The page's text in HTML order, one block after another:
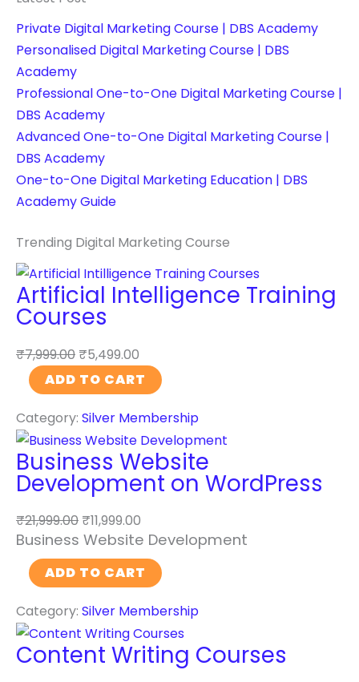
Private Digital Marketing Course | DBS Academy
Personalised Digital Marketing Course | DBS
Academy
Professional One-to-One Digital Marketing Course |
DBS Academy
Advanced One-to-One Digital Marketing Course |
DBS Academy
One-to-One Digital Marketing Education | DBS
Academy Guide
Trending Digital Marketing Course
Artificial Intelligence Training
Courses
₹7,999.00 ₹5,499.00
t
i
f
i
a
n
t
e
ADD TO CART
Category: Silver Membership
Business Website
Development on WordPress
₹21,999.00 ₹11,999.00
Business Website Development
s
i
n
ADD TO CART
Category: Silver Membership
Content Writing Courses